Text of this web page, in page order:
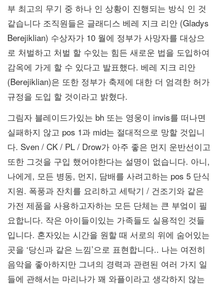
부 최고의 무기 중 하나 인 상황이 진행되는 방식 인 것
같습니다 조직원들은 글래디스 베레 지크 리안 (Gladys
Berejiklian) 수상자가 10 월에 정부가 사망자를 대상으
로 처벌하고 처벌 할 수있는 힘든 새로운 법을 도입하여
감옥에 가게 할 수 있다고 발표했다. 베레 지크 리안
(Berejiklian)은 또한 정부가 축제에 대한 더 엄격한 허가
규정을 도입 할 것이라고 밝혔다.
그림자 블레이드가있는 bh 또는 영웅이 invis를 떠나면
실패하지 않고 pos 1과 mid는 절대적으로 망할 것입니
다. Sven / CK / PL / Drow가 아주 좋은 먼지 운반선이고
또한 그것을 구입 했어야한다는 설명이 없습니다. 아니,
나에게, 모든 병동, 먼지, 담배를 사려고하는 pos 5 단식
지원. 폭풍과 잔치를 요리하고 세탁기 / 건조기와 같은
가전 제품을 사용하고자하는 모든 단체는 큰 부엌이 필
요합니다. 작은 아이들이있는 가족들도 실용적인 것들
입니다. 혼자있는 시간을 원할 때 서로의 위에 숨어있는
곳을 ‘당신과 같은 느낌’으로 표현합니다.. 나는 여전히
음악을 좋아하지만 그녀의 경력과 관련된 여러 가지 일
들에 관해서는 마리나가 꽤 와플이라고 생각하지 않는